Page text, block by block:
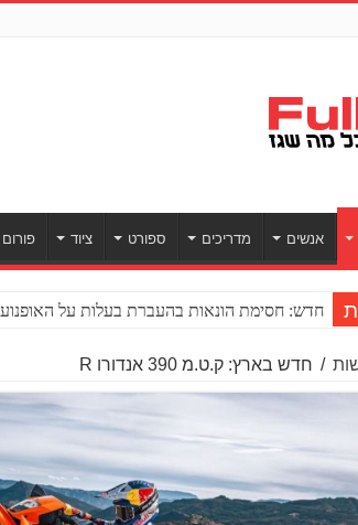
אנשים מדריכים ספורט ציוד פורום
חדש: חסימת הונאות בהעברת בעלות על האופנוע
/ חדש בארץ: ק.ט.מ 390 אנדורו R